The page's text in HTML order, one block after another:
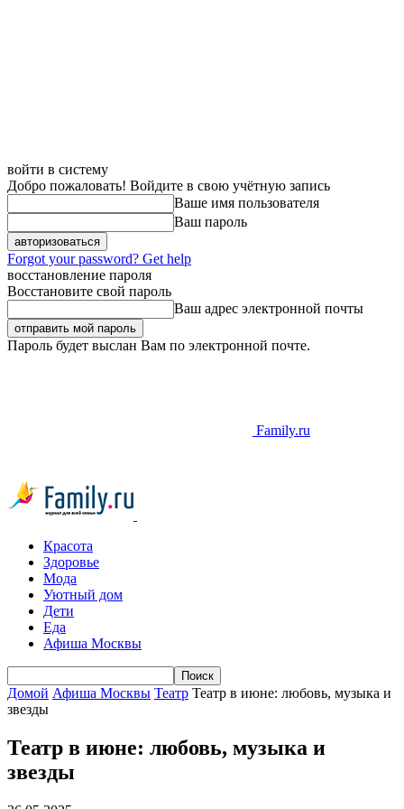
войти в систему
Добро пожаловать! Войдите в свою учётную запись
Ваше имя пользователя
Ваш пароль
Forgot your password? Get help
восстановление пароля
Восстановите свой пароль
Ваш адрес электронной почты
Пароль будет выслан Вам по электронной почте.
Family.ru
Красота
Здоровье
Мода
Уютный дом
Дети
Еда
Афиша Москвы
Домой Афиша Москвы Театр Театр в июне: любовь, музыка и
звезды
Театр в июне: любовь, музыка и
звезды